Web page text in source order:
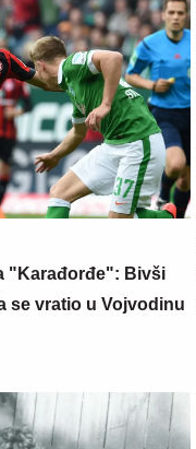
"Karađorđe": Bivši
se vratio u Vojvodinu